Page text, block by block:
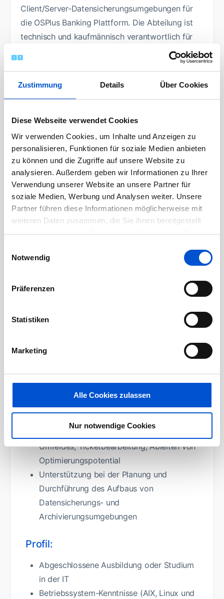
Zustimmung Details Über Cookies
Diese Webseite verwendet Cookies
Wir verwenden Cookies, um Inhalte und Anzeigen zu
personalisieren, Funktionen für soziale Medien anbieten
zu können und die Zugriffe auf unsere Website zu
analysieren. Außerdem geben wir Informationen zu Ihrer
Verwendung unserer Website an unsere Partner für
soziale Medien, Werbung und Analysen weiter. Unsere
Partner führen diese Informationen möglicherweise mit
weiteren Daten zusammen, die Sie ihnen bereitgestellt
haben oder die sie im Rahmen Ihrer Nutzung der Dienste
Notwendig
Präferenzen
Statistiken
Marketing
Alle Cookies zulassen
Nur notwendige Cookies
Client/Server-Datensicherungsumgebungen für
die OSPlus Banking Plattform. Die Abteilung ist
technisch und kaufmännisch verantwortlich für
die erforderliche technische Infrastruktur und für
Plattformen AIX, Linux und Windows sowie
moderne und wirtschaftliche Lösungen zur
Datensicherung und Archivierung.
Benefits bei der Finanz
Informatik
Gründe, um im #TeamFI zu arbeiten, gibt es viele
– neben flexiblen Arbeitszeiten, vergünstigten
Mitwirkung bei der Bereitstellung von
die Serversysteme, Filesysteme,
Support bei der Betreuung der
Archivierungsumgebung im C/S-Umfeld
Mitarbeit bei der Entwicklung und dem
Regelmäßige Kontrolle des produktiven
Umfeldes, Ticketbearbeitung, Ableiten von
Optimierungspotential
Unterstützung bei der Planung und
Durchführung des Aufbaus von
Datensicherungs- und
Archivierungsumgebungen
Profil:
Abgeschlossene Ausbildung oder Studium
in der IT
Betriebssystem-Kenntnisse (AIX, Linux und